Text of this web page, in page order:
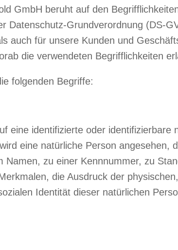
GmbH beruht auf den
Datenschutz-Grundverordnung (DS-
auch für unsere Kunden und
die verwendeten Begrifflichkeiten
folgenden Begriffe:
eine identifizierte oder identifizierbare
eine natürliche Person angesehen,
zu einer Kennnummer, zu
die Ausdruck der
Identität dieser natürlichen